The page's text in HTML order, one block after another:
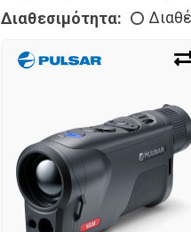
Διαθεσιμότητα: